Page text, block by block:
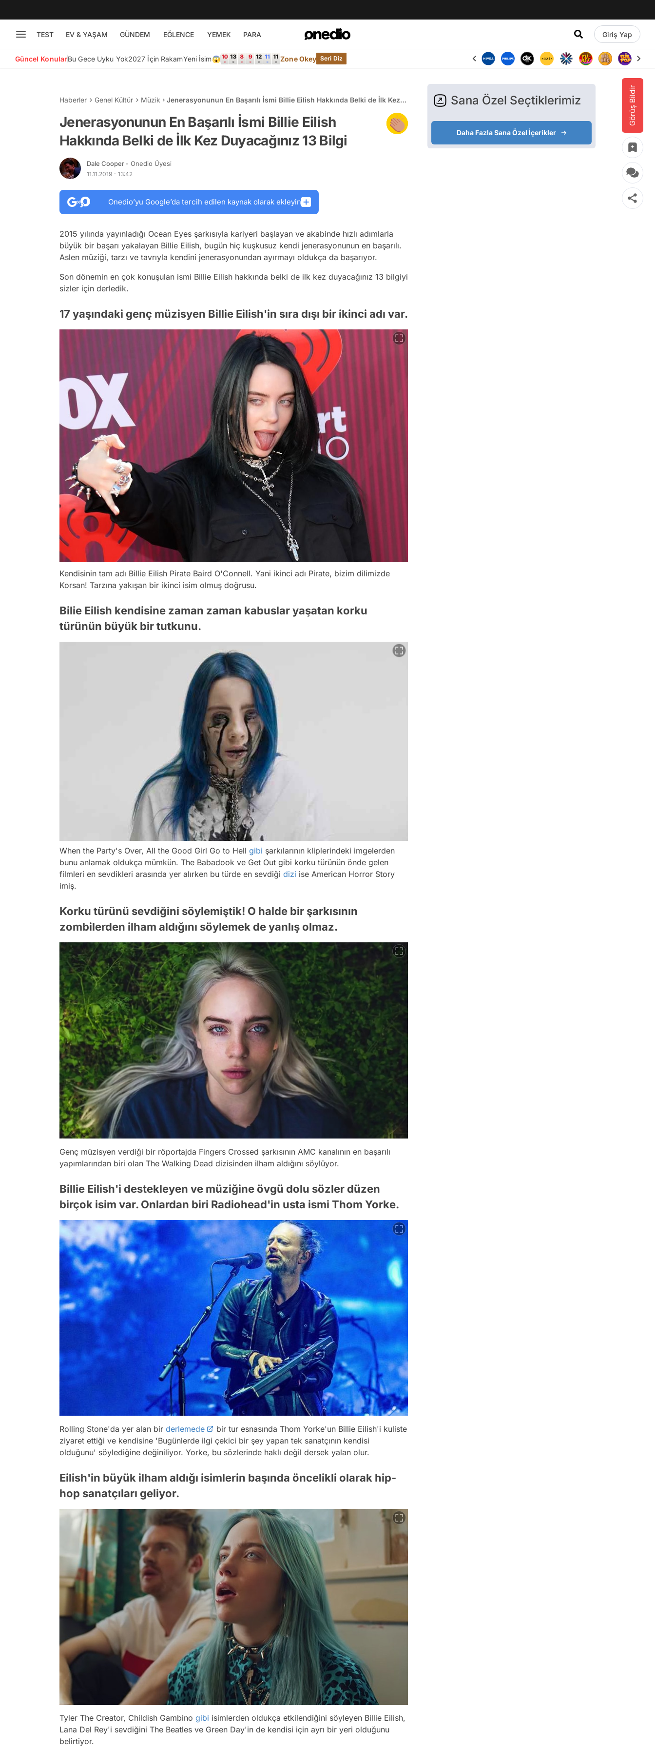
TEST EV & YAŞAM GÜNDEM EĞLENCE YEMEK PARA Giriş Yap
Güncel KonularBu Gece Uyku Yok2027 İçin RakamYeni İsim😱 Zone Okey Seri Diz
Görüş Bildir
Haberler Genel Kültür Müzik
Jenerasyonunun En Başarılı İsmi Billie Eilish Hakkında Belki de İlk Kez
Jenerasyonunun En Başarılı İsmi Billie Eilish
Hakkında Belki de İlk Kez Duyacağınız 13 Bilgi
Dale Cooper - Onedio Üyesi
11.11.2019 - 13:42
Onedio’yu Google’da tercih edilen kaynak olarak ekleyin
2015 yılında yayınladığı Ocean Eyes şarkısıyla kariyeri başlayan ve akabinde hızlı adımlarla
büyük bir başarı yakalayan Billie Eilish, bugün hiç kuşkusuz kendi jenerasyonunun en başarılı.
Aslen müziği, tarzı ve tavrıyla kendini jenerasyonundan ayırmayı oldukça da başarıyor.
Son dönemin en çok konuşulan ismi Billie Eilish hakkında belki de ilk kez duyacağınız 13 bilgiyi
sizler için derledik.
17 yaşındaki genç müzisyen Billie Eilish'in sıra dışı bir ikinci adı var.
Kendisinin tam adı Billie Eilish Pirate Baird O'Connell. Yani ikinci adı Pirate, bizim dilimizde
Korsan! Tarzına yakışan bir ikinci isim olmuş doğrusu.
Bilie Eilish kendisine zaman zaman kabuslar yaşatan korku
türünün büyük bir tutkunu.
When the Party's Over, All the Good Girl Go to Hell gibi şarkılarının kliplerindeki imgelerden
bunu anlamak oldukça mümkün. The Babadook ve Get Out gibi korku türünün önde gelen
filmleri en sevdikleri arasında yer alırken bu türde en sevdiği dizi ise American Horror Story
imiş.
Korku türünü sevdiğini söylemiştik! O halde bir şarkısının
zombilerden ilham aldığını söylemek de yanlış olmaz.
Genç müzisyen verdiği bir röportajda Fingers Crossed şarkısının AMC kanalının en başarılı
yapımlarından biri olan The Walking Dead dizisinden ilham aldığını söylüyor.
Billie Eilish'i destekleyen ve müziğine övgü dolu sözler düzen
birçok isim var. Onlardan biri Radiohead'in usta ismi Thom Yorke.
Rolling Stone'da yer alan bir derlemede
bir tur esnasında Thom Yorke'un Billie Eilish'i kuliste
ziyaret ettiği ve kendisine 'Bugünlerde ilgi çekici bir şey yapan tek sanatçının kendisi
olduğunu' söylediğine değiniliyor. Yorke, bu sözlerinde haklı değil dersek yalan olur.
Eilish'in büyük ilham aldığı isimlerin başında öncelikli olarak hip-
hop sanatçıları geliyor.
Tyler The Creator, Childish Gambino gibi isimlerden oldukça etkilendiğini söyleyen Billie Eilish,
Lana Del Rey'i sevdiğini The Beatles ve Green Day'in de kendisi için ayrı bir yeri olduğunu
belirtiyor.
Sana Özel Seçtiklerimiz
Daha Fazla Sana Özel İçerikler